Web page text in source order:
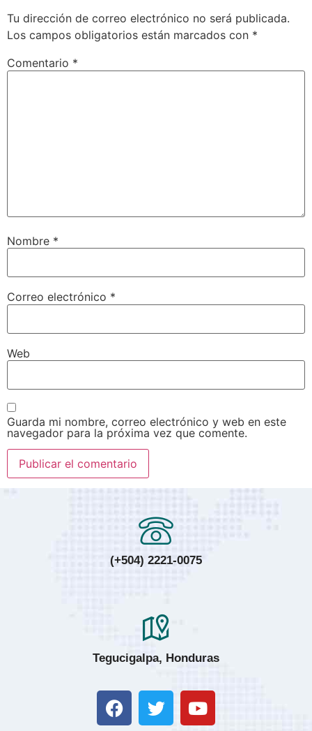
Tu dirección de correo electrónico no será publicada.
Los campos obligatorios están marcados con *
Comentario *
Nombre *
Correo electrónico *
Web
Guarda mi nombre, correo electrónico y web en este
navegador para la próxima vez que comente.
(+504) 2221-0075
Tegucigalpa, Honduras